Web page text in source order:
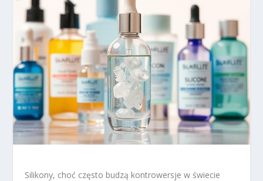
Silikony, choć często budzą kontrowersje w świecie